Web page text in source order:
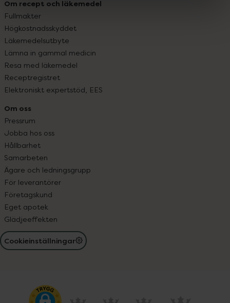
Om recept och läkemedel
Fullmakter
Högkostnadsskyddet
Läkemedelsutbyte
Lämna in gammal medicin
Resa med läkemedel
Receptregistret
Elektroniskt expertstöd, EES
Om oss
Pressrum
Jobba hos oss
Hållbarhet
Samarbeten
Ägare och ledningsgrupp
För leverantörer
Företagskund
Eget apotek
Glädjeeffekten
Cookieinställningar